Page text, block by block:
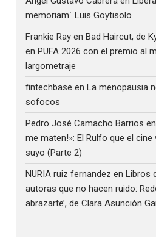
memoriam´ Luis Goytisolo
Frankie Ray en Bad Haircut, de
en PUFA 2026 con el premio al
largometraje
fintechbase en La menopausia
sofocos
Pedro José Camacho Barrios en
me maten!»: El Rulfo que el
suyo (Parte 2)
NURIA ruiz fernandez en Libros
autoras que no hacen ruido:
abrazarte’, de Clara Asunción